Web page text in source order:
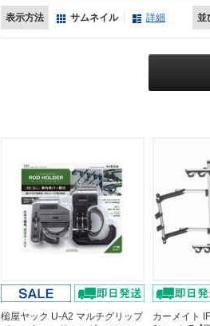
表示方法 サムネイル 詳細 並
槌屋ヤック U-A2 マルチグリップ
カーメイト